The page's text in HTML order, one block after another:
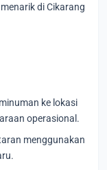
di Cikarang
ke lokasi
operasional.
menggunakan